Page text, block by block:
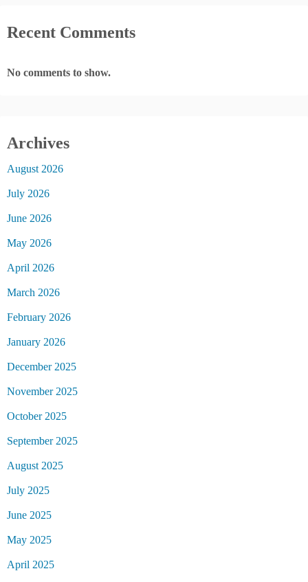
Recent Comments
No comments to show.
Archives
August 2026
July 2026
June 2026
May 2026
April 2026
March 2026
February 2026
January 2026
December 2025
November 2025
October 2025
September 2025
August 2025
July 2025
June 2025
May 2025
April 2025